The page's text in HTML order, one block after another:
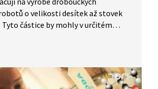
o velikosti desítek až stovek
částice by mohly v určitém
léčivo, které by se uvolnilo jen
blízkosti nádoru. Před částicemi,
ale otevírá daleko širší pole